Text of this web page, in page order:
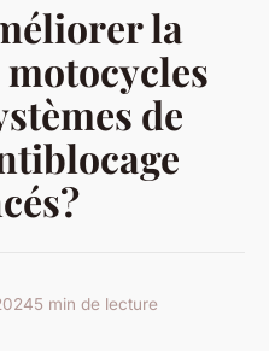
la
de
5 min de lecture